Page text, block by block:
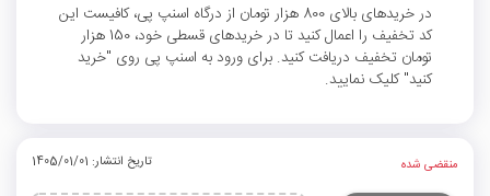
در خریدهای بالای 800 هزار تومان از درگاه اسنپ پی، کافیست این
کد تخفیف را اعمال کنید تا در خریدهای قسطی خود، 150 هزار
تومان تخفیف دریافت کنید. برای ورود به اسنپ پی روی "خرید
کنید" کلیک نمایید.
منقضی شده تاریخ انتشار: 1405/01/01